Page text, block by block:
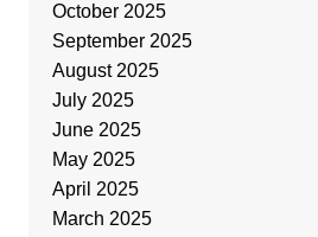
October 2025
September 2025
August 2025
July 2025
June 2025
May 2025
April 2025
March 2025